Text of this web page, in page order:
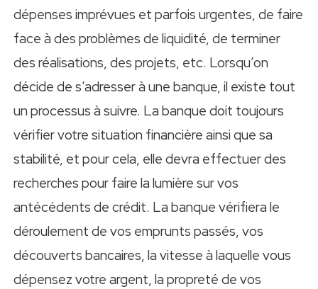
dépenses imprévues et parfois urgentes, de faire
face à des problèmes de liquidité, de terminer
des réalisations, des projets, etc. Lorsqu’on
décide de s’adresser à une banque, il existe tout
un processus à suivre. La banque doit toujours
vérifier votre situation financière ainsi que sa
stabilité, et pour cela, elle devra effectuer des
recherches pour faire la lumière sur vos
antécédents de crédit. La banque vérifiera le
déroulement de vos emprunts passés, vos
découverts bancaires, la vitesse à laquelle vous
dépensez votre argent, la propreté de vos